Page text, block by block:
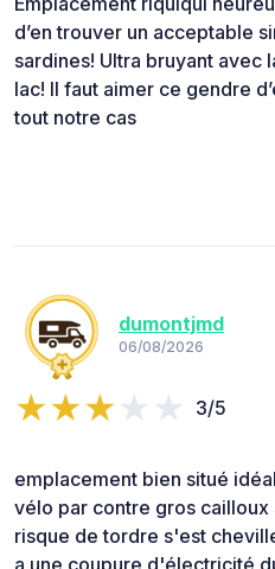
d’en trouver un acceptable
sardines! Ultra bruyant avec
lac! Il faut aimer ce gendre
tout notre cas
dumontjmd
06/08/2026
3/5
emplacement bien situé
vélo par contre gros
risque de tordre s'est